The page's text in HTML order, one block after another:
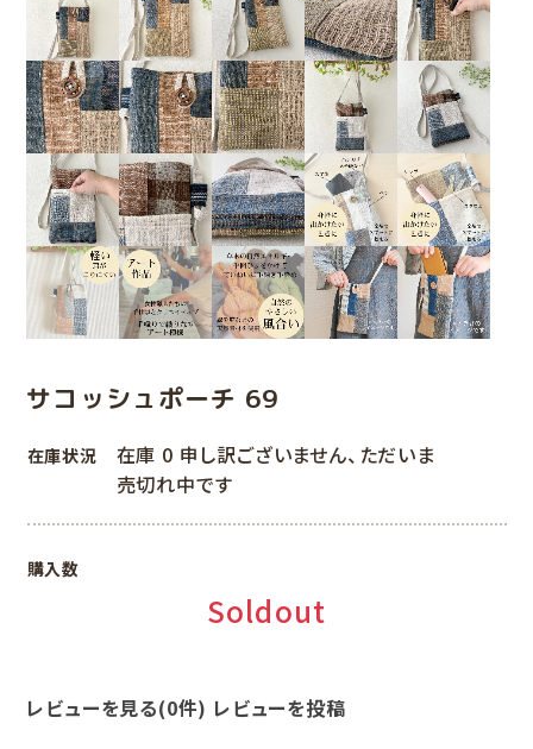
サコッシュポーチ 69
在庫状況
在庫 0 申し訳ございません、ただいま
売切れ中です
購入数
Soldout
レビューを見る(0件) レビューを投稿